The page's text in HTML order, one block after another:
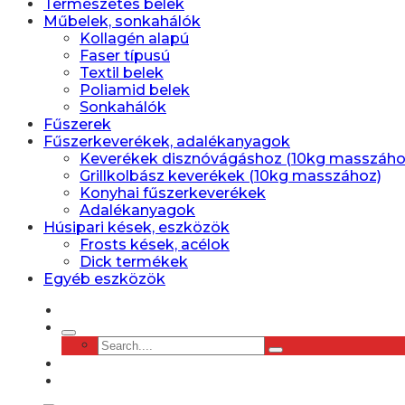
Természetes belek
Műbelek, sonkahálók
Kollagén alapú
Faser típusú
Textil belek
Poliamid belek
Sonkahálók
Fűszerek
Fűszerkeverékek, adalékanyagok
Keverékek disznóvágáshoz (10kg
Grillkolbász keverékek (10kg masszához)
Konyhai fűszerkeverékek
Adalékanyagok
Húsipari kések, eszközök
Frosts kések, acélok
Dick termékek
Egyéb eszközök